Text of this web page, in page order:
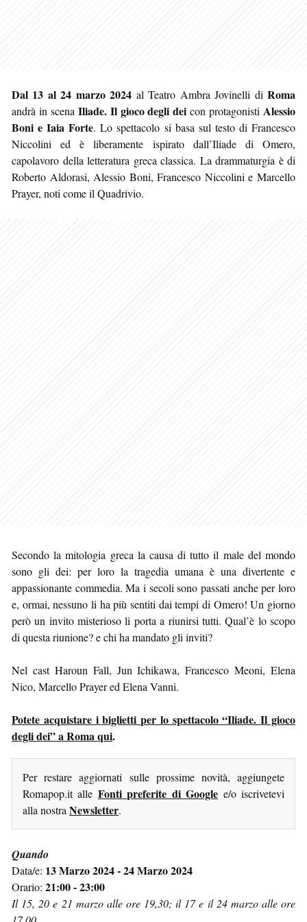
Dal 13 al 24 marzo 2024 al Teatro Ambra Jovinelli diRoma
andrà in scena Iliade. Il gioco degli dei con protagonisti Alessio
Boni e Iaia Forte. Lo spettacolo si basa sul testo di Francesco
Niccolini ed è liberamente ispirato dall’Iliade di Omero,
capolavoro della letteratura greca classica. La drammaturgia è di
Roberto Aldorasi, Alessio Boni, Francesco Niccolini e Marcello
Prayer, noti come il Quadrivio.
Secondo la mitologia greca la causa di tutto il male del mondo
sono gli dei: per loro la tragedia umana è una divertente e
appassionante commedia. Ma i secoli sono passati anche per loro
e, ormai, nessuno li ha più sentiti dai tempi di Omero! Un giorno
però un invito misterioso li porta a riunirsi tutti. Qual’è lo scopo
di questa riunione? e chi ha mandato gli inviti?
Nel cast Haroun Fall, Jun Ichikawa, Francesco Meoni, Elena
Nico, Marcello Prayer ed Elena Vanni.
Potete acquistare i biglietti per lo spettacolo “Iliade. Il gioco
degli dei” a Roma qui.
Per restare aggiornati sulle prossime novità, aggiungete
Romapop.it alle Fonti preferite di Google e/o iscrivetevi
alla nostra Newsletter.
Quando
Data/e: 13 Marzo 2024 - 24 Marzo 2024
Orario: 21:00 - 23:00
Il 15, 20 e 21 marzo alle ore 19,30; il 17 e il 24 marzo alle ore